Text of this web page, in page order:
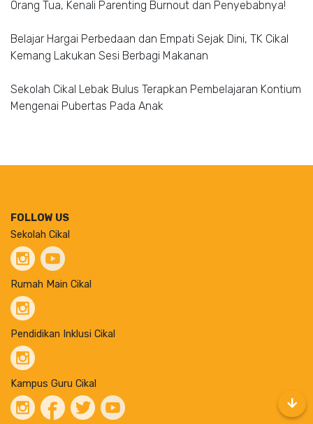
Orang Tua, Kenali Parenting Burnout dan Penyebabnya!
Belajar Hargai Perbedaan dan Empati Sejak Dini, TK Cikal
Kemang Lakukan Sesi Berbagi Makanan
Sekolah Cikal Lebak Bulus Terapkan Pembelajaran Kontium
Mengenai Pubertas Pada Anak
FOLLOW US
Sekolah Cikal
Rumah Main Cikal
Pendidikan Inklusi Cikal
Kampus Guru Cikal